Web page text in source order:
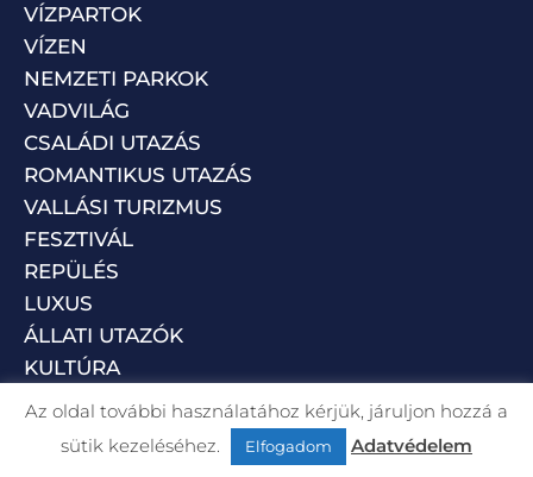
VÍZPARTOK
VÍZEN
NEMZETI PARKOK
VADVILÁG
CSALÁDI UTAZÁS
ROMANTIKUS UTAZÁS
VALLÁSI TURIZMUS
FESZTIVÁL
REPÜLÉS
LUXUS
ÁLLATI UTAZÓK
KULTÚRA
Az oldal további használatához kérjük, járuljon hozzá a
sütik kezeléséhez.
Elfogadom Adatvédelem